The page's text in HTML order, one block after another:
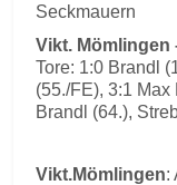
Seckmauern
Vikt. Mömlingen
Tore: 1:0 Brandl
(55./FE), 3:1 Max
Brandl (64.),
Vikt.Mömlingen: